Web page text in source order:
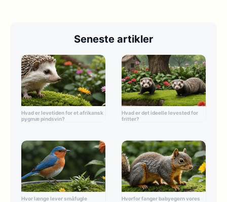
Seneste artikler
Hvad er levetiden for et afrikansk
pygmæ pindsvin?
Hvad er det ideelle levested for
fritter?
Hvor længe lever småfugle
Hvorfor fanger babyegern vores